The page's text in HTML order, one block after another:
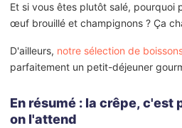
Et si vous êtes plutôt salé, pourquoi
œuf brouillé et champignons ? Ça
D'ailleurs, notre sélection de
parfaitement un petit-déjeuner
En résumé : la crêpe, c'est
on l'attend